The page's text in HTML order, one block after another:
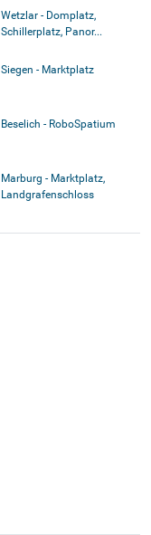
Wetzlar - Domplatz,
Schillerplatz, Panor...
Siegen - Marktplatz
Beselich - RoboSpatium
Marburg - Marktplatz,
Landgrafenschloss